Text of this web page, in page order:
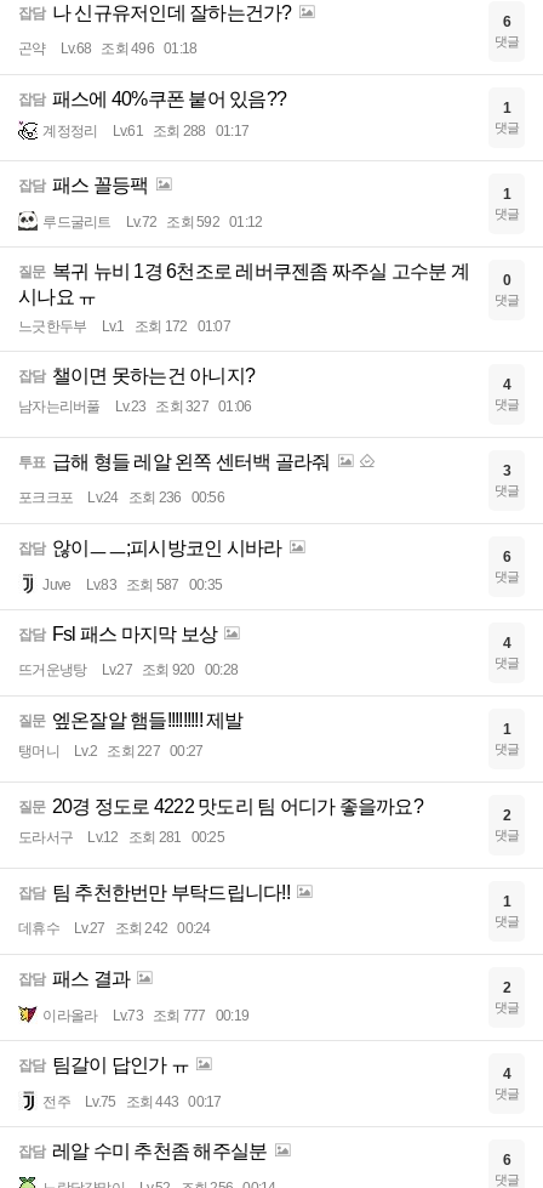
잡담 나 신규유저인데 잘하는건가?
곤약 Lv.68 조회 496 01:18
6
댓글
잡담 패스에 40%쿠폰 붙어 있음??
계정정리 Lv.61 조회 288 01:17
1
댓글
잡담 패스 꼴등팩
루드굴리트 Lv.72 조회 592 01:12
1
댓글
질문 복귀 뉴비 1경 6천조로 레버쿠젠좀 짜주실 고수분 계
시나요 ㅠ
느긋한두부 Lv.1 조회 172 01:07
0
댓글
잡담 챌이면 못하는건 아니지?
남자는리버풀 Lv.23 조회 327 01:06
4
댓글
투표 급해 형들 레알 왼쪽 센터백 골라줘
포크크포 Lv.24 조회 236 00:56
3
댓글
잡담 않이ㅡㅡ;피시방코인 시바라
Juve Lv.83 조회 587 00:35
6
댓글
잡담 Fsl 패스 마지막 보상
뜨거운냉탕 Lv.27 조회 920 00:28
4
댓글
질문 엪온잘알 햄들!!!!!!!!! 제발
탱머니 Lv.2 조회 227 00:27
1
댓글
질문 20경 정도로 4222 맛도리 팀 어디가 좋을까요?
도라서구 Lv.12 조회 281 00:25
2
댓글
잡담 팀 추천한번만 부탁드립니다!!
데휴수 Lv.27 조회 242 00:24
1
댓글
잡담 패스 결과
이라올라 Lv.73 조회 777 00:19
2
댓글
잡담 팀갈이 답인가 ㅠ
전주 Lv.75 조회 443 00:17
4
댓글
잡담 레알 수미 추천좀 해주실분 6
댓글